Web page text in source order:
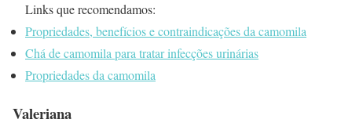
Links que recomendamos:
Propriedades, benefícios e contraindicações da camomila
Chá de camomila para tratar infecções urinárias
Propriedades da camomila
Valeriana